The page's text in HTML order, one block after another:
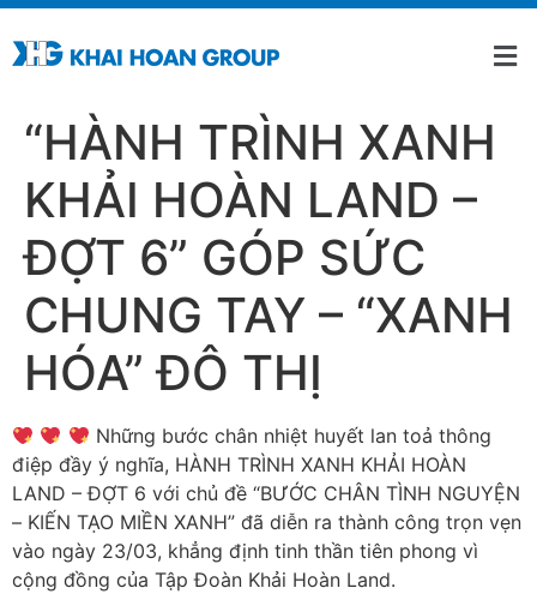
“HÀNH TRÌNH XANH
KHẢI HOÀN LAND –
ĐỢT 6” GÓP SỨC
CHUNG TAY – “XANH
HÓA” ĐÔ THỊ
Những bước chân nhiệt huyết lan toả thông
điệp đầy ý nghĩa, HÀNH TRÌNH XANH KHẢI HOÀN
LAND – ĐỢT 6 với chủ đề “BƯỚC CHÂN TÌNH NGUYỆN
– KIẾN TẠO MIỀN XANH” đã diễn ra thành công trọn vẹn
vào ngày 23/03, khẳng định tinh thần tiên phong vì
cộng đồng của Tập Đoàn Khải Hoàn Land.